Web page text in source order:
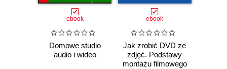
ebook
Domowe studio
audio i wideo
ebook
Jak zrobić DVD ze
zdjęć. Podstawy
montażu filmowego